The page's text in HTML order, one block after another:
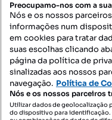
Mapa do Site
Contacte-nos
Preocupamo-nos com a
Nós e os nossos parceiros
informações num
em cookies para tratar
suas escolhas clicando
página da política de
sinalizadas aos nossos
navegação. Política de
Nós e os nossos parceiros
Utilizar dados de geolocalização
do dispositivo para identificação.